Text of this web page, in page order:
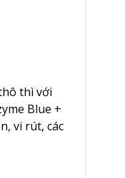
thì với
Blue +
vi rút, các